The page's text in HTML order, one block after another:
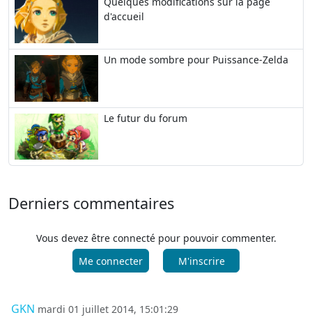
d'accueil
Un mode sombre pour Puissance-Zelda
Le futur du forum
Derniers commentaires
Vous devez être connecté pour pouvoir commenter.
Me connecter
M'inscrire
GKN mardi 01 juillet 2014, 15:01:29